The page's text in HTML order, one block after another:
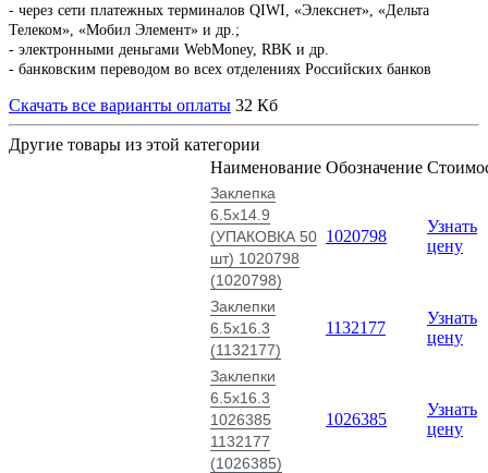
- через сети платежных терминалов QIWI, «Элекснет», «Дельта
Телеком», «Мобил Элемент» и др.;
- электронными деньгами WebMoney, RBK и др.
- банковским переводом во всех отделениях Российских банков
Скачать все варианты оплаты 32 Кб
Другие товары из этой категории
Наименование Обозначение
Заклепка
6.5х14.9
(УПАКОВКА 50
шт) 1020798
(1020798)
1020798
Узнать
цену
Заклепки
6.5х16.3
(1132177)
1132177
Узнать
цену
Заклепки
6.5х16.3
1026385
1132177
(1026385)
1026385
Узнать
цену